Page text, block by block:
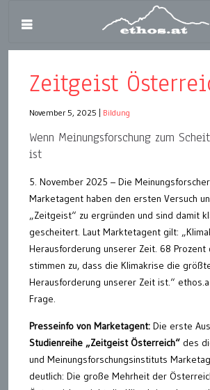
Zeitgeist
November 5, 2025 Bildung
Wenn Meinungsforschung zum
ist
5. November 2025 – Die
Marketagent haben den ersten Versuch
„Zeitgeist“ zu ergründen und sind damit
gescheitert. Laut Marktetagent gilt:
Herausforderung unserer Zeit. 68 Prozent
stimmen zu, dass die Klimakrise die
Herausforderung unserer Zeit ist.“
Frage.
Presseinfo von Marketagent: Die erste
Studienreihe „Zeitgeist Österreich“ des
und Meinungsforschungsinstituts
deutlich: Die große Mehrheit der